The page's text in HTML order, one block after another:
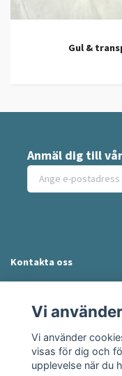
Gul &
Anmäl dig till
Kontakta oss
Sociala medier
Vi
Vi använder
visas för dig och
upplevelse när du